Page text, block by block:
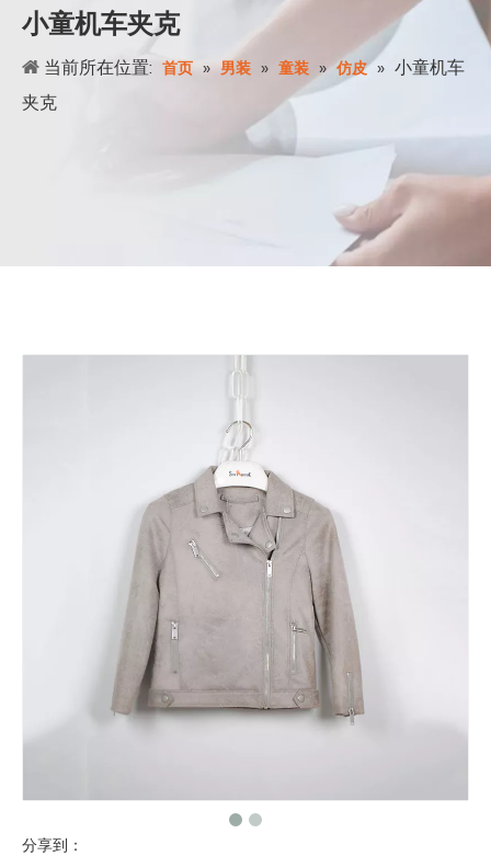
小童机车夹克
当前所在位置: 首页 » 男装 » 童装 » 仿皮 » 小童机车
夹克
分享到：